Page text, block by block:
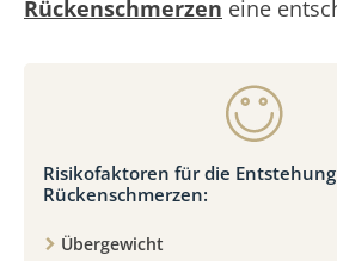
Rückenschmerzen eine
Risikofaktoren für die
Rückenschmerzen:
Übergewicht